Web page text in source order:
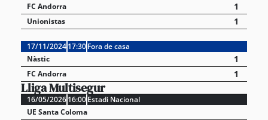
FC Andorra
1
Unionistas 1
17/11/202417:30Fora de casa
Nàstic
1
FC Andorra 1
Lliga Multisegur
16/05/202616:00Estadi Nacional
UE Santa Coloma